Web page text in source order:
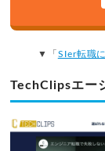
▼「 SIer転職
TechClipsエー